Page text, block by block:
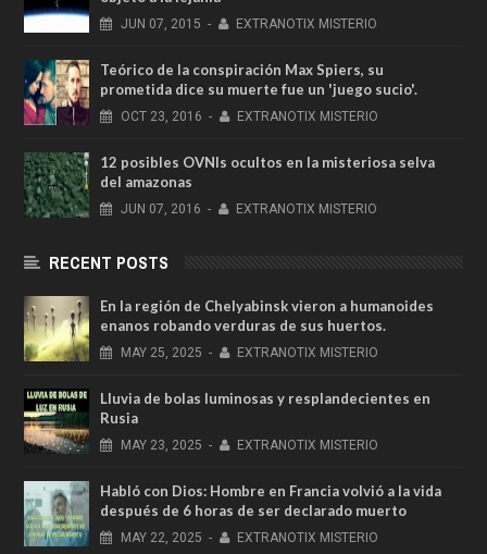
JUN 07, 2015 - EXTRANOTIX MISTERIO
Teórico de la conspiración Max Spiers, su
prometida dice su muerte fue un 'juego sucio'.
OCT 23, 2016 - EXTRANOTIX MISTERIO
12 posibles OVNIs ocultos en la misteriosa selva
del amazonas
JUN 07, 2016 - EXTRANOTIX MISTERIO
RECENT POSTS
En la región de Chelyabinsk vieron a humanoides
enanos robando verduras de sus huertos.
MAY 25, 2025 - EXTRANOTIX MISTERIO
Lluvia de bolas luminosas y resplandecientes en
Rusia
MAY 23, 2025 - EXTRANOTIX MISTERIO
Habló con Dios: Hombre en Francia volvió a la vida
después de 6 horas de ser declarado muerto
MAY 22, 2025 - EXTRANOTIX MISTERIO